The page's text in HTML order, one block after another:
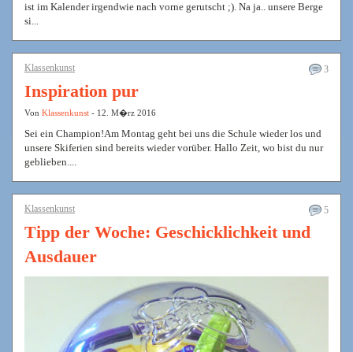
ist im Kalender irgendwie nach vorne gerutscht ;). Na ja.. unsere Berge
si...
3
Klassenkunst
Inspiration pur
Von Klassenkunst - 12. M�rz 2016
Sei ein Champion!Am Montag geht bei uns die Schule wieder los und
unsere Skiferien sind bereits wieder vorüber. Hallo Zeit, wo bist du nur
geblieben....
5
Klassenkunst
Tipp der Woche: Geschicklichkeit und
Ausdauer